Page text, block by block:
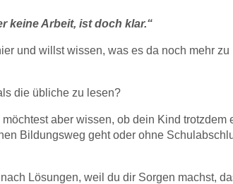
keine Arbeit, ist doch klar.“
und willst wissen, was es da noch mehr zu
die übliche zu lesen?
aber wissen, ob dein Kind trotzdem
Bildungsweg geht oder ohne
Lösungen, weil du dir Sorgen machst,